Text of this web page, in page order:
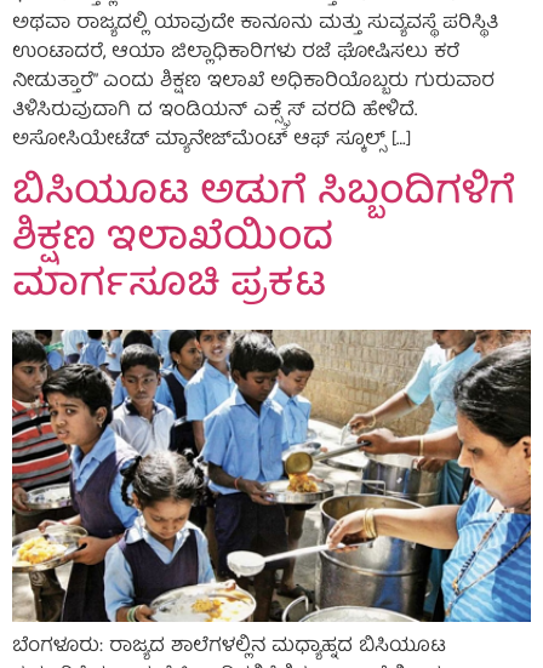
ಅಥವಾ ರಾಜ್ಯದಲ್ಲಿ ಯಾವುದೇ ಕಾನೂನು ಮತ್ತು ಸುವ್ಯವಸ್ಥೆ ಪರಿಸ್ಥಿತಿ
ಉಂಟಾದರೆ, ಆಯಾ ಜಿಲ್ಲಾಧಿಕಾರಿಗಳು ರಜೆ ಘೋಷಿಸಲು ಕರೆ
ನೀಡುತ್ತಾರೆ” ಎಂದು ಶಿಕ್ಷಣ ಇಲಾಖೆ ಅಧಿಕಾರಿಯೊಬ್ಬರು ಗುರುವಾರ
ತಿಳಿಸಿರುವುದಾಗಿ ದ ಇಂಡಿಯನ್ ಎಕ್ಸ್ಪ್ರೆಸ್ ವರದಿ ಹೇಳಿದೆ.
ಅಸೋಸಿಯೇಟೆಡ್ ಮ್ಯಾನೇಜ್‌ಮೆಂಟ್ ಆಫ್ ಸ್ಕೂಲ್ಸ್ […]
ಬಿಸಿಯೂಟ ಅಡುಗೆ ಸಿಬ್ಬಂದಿಗಳಿಗೆ
ಶಿಕ್ಷಣ ಇಲಾಖೆಯಿಂದ
ಮಾರ್ಗಸೂಚಿ ಪ್ರಕಟ
ಬೆಂಗಳೂರು: ರಾಜ್ಯದ ಶಾಲೆಗಳಲ್ಲಿನ ಮಧ್ಯಾಹ್ನದ ಬಿಸಿಯೂಟ